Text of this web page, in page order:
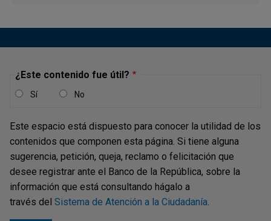
¿Este contenido fue útil?
Sí No
Este espacio está dispuesto para conocer la utilidad de los
contenidos que componen esta página. Si tiene alguna
sugerencia, petición, queja, reclamo o felicitación que
desee registrar ante el Banco de la República, sobre la
información que está consultando hágalo a
través del Sistema de Atención a la Ciudadanía